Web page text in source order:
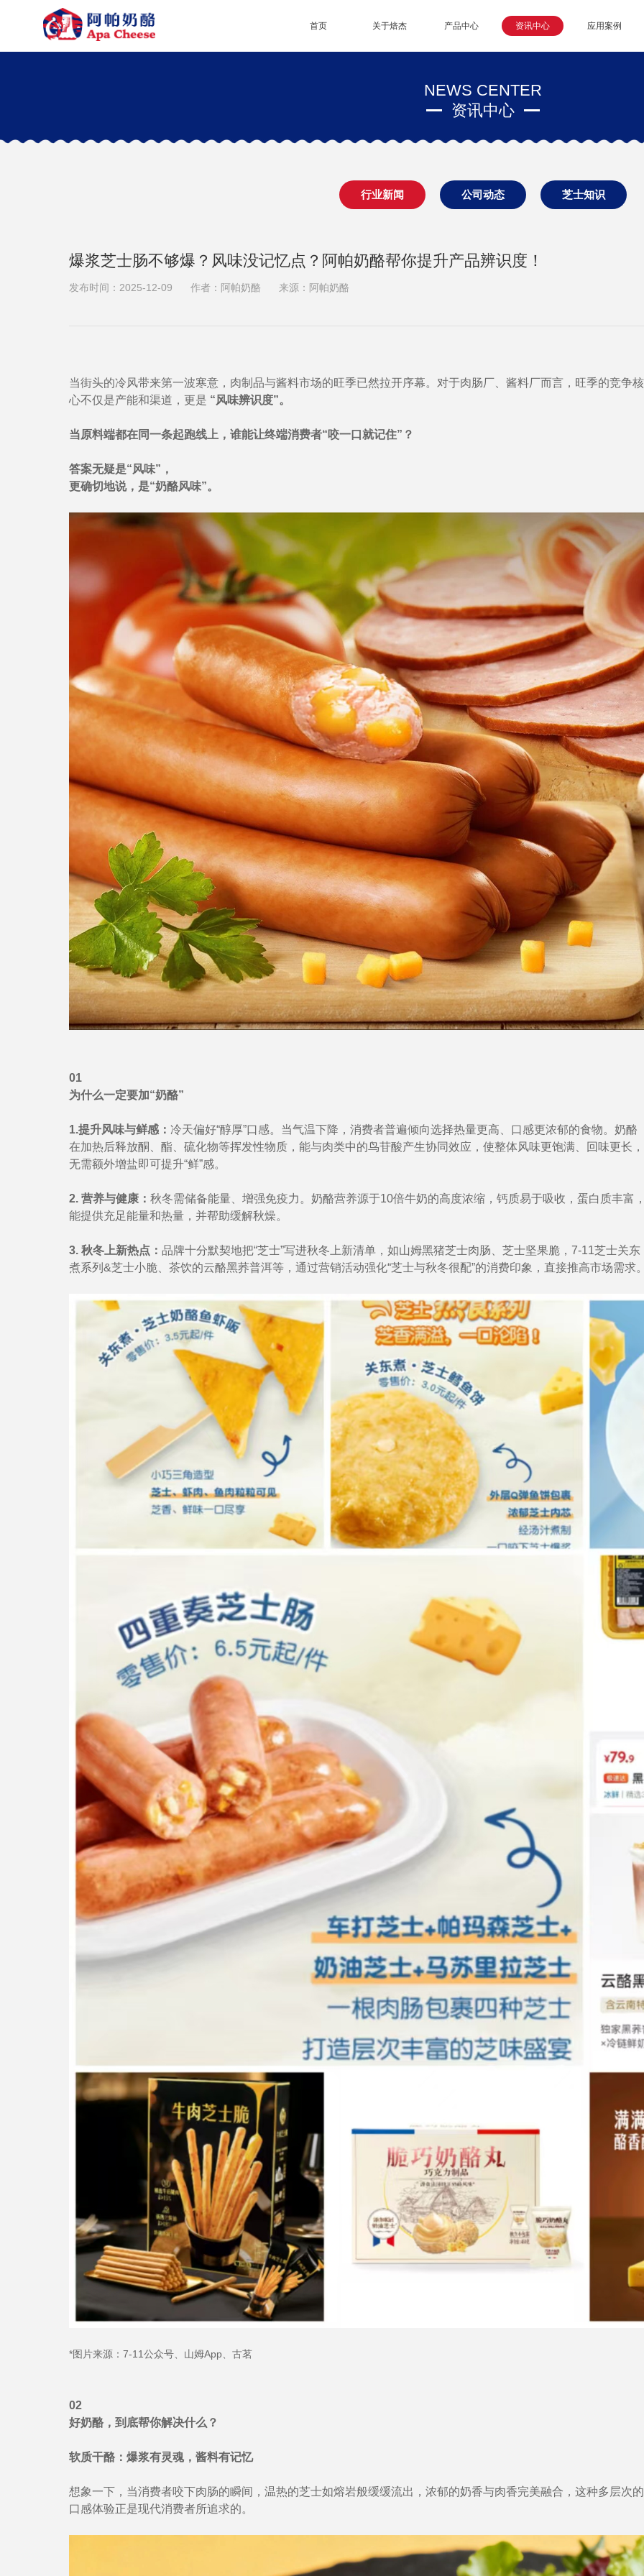
首页 关于焙杰 产品中心 资讯中心 应用案例
NEWS CENTER
资讯中心
行业新闻 公司动态 芝士知识
爆浆芝士肠不够爆？风味没记忆点？阿帕奶酪帮你提升产品辨识度！
发布时间：2025-12-09 作者：阿帕奶酪 来源：阿帕奶酪
当街头的冷风带来第一波寒意，肉制品与酱料市场的旺季已然拉开序幕。对于肉肠厂、酱料厂而言，旺季的竞争核
心不仅是产能和渠道，更是 “风味辨识度”。
当原料端都在同一条起跑线上，谁能让终端消费者“咬一口就记住”？
答案无疑是“风味”，
更确切地说，是“奶酪风味”。
01
为什么一定要加“奶酪”
1.提升风味与鲜感： 冷天偏好“醇厚”口感。当气温下降，消费者普遍倾向选择热量更高、口感更浓郁的食物。奶酪
在加热后释放酮、酯、硫化物等挥发性物质，能与肉类中的鸟苷酸产生协同效应，使整体风味更饱满、回味更长，
无需额外增盐即可提升“鲜”感。
2. 营养与健康： 秋冬需储备能量、增强免疫力。奶酪营养源于10倍牛奶的高度浓缩，钙质易于吸收，蛋白质丰富
能提供充足能量和热量，并帮助缓解秋燥。
3. 秋冬上新热点： 品牌十分默契地把“芝士”写进秋冬上新清单，如山姆黑猪芝士肉肠、芝士坚果脆，7-11芝士关东
煮系列&芝士小脆、茶饮的云酪黑荞普洱等，通过营销活动强化“芝士与秋冬很配”的消费印象，直接推高市场需求
*图片来源：7-11公众号、山姆App、古茗
02
好奶酪，到底帮你解决什么？
软质干酪：爆浆有灵魂，酱料有记忆
想象一下，当消费者咬下肉肠的瞬间，温热的芝士如熔岩般缓缓流出，浓郁的奶香与肉香完美融合，这种多层次的
口感体验正是现代消费者所追求的。